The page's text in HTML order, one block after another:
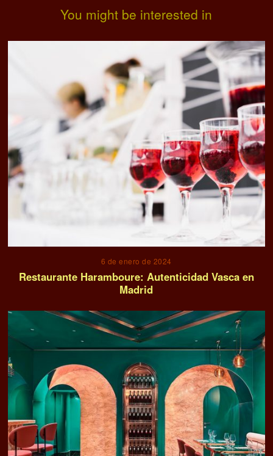
You might be interested in
6 de enero de 2024
Restaurante Haramboure: Autenticidad Vasca en
Madrid